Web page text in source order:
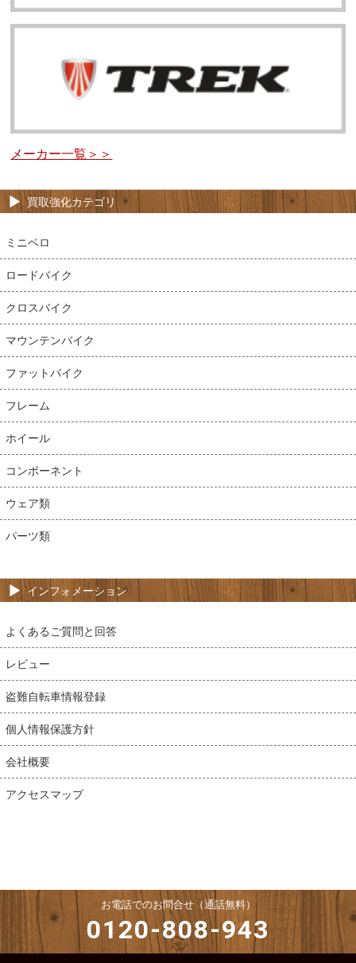
メーカー一覧＞＞
買取強化カテゴリ
ミニベロ
ロードバイク
クロスバイク
マウンテンバイク
ファットバイク
フレーム
ホイール
コンポーネント
ウェア類
パーツ類
インフォメーション
よくあるご質問と回答
レビュー
盗難自転車情報登録
個人情報保護方針
会社概要
アクセスマップ
お電話でのお問合せ（通話無料）
0120-808-943